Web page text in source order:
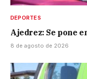
DEPORTES
Ajedrez: Se pone
8 de agosto de 2026